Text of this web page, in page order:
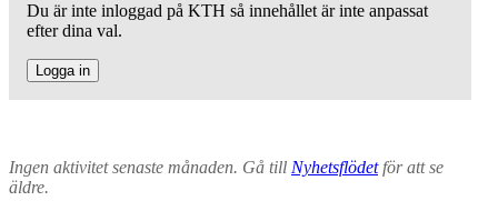
Du är inte inloggad på KTH så innehållet är inte anpassat
efter dina val.
Logga in
Ingen aktivitet senaste månaden. Gå till Nyhetsflödetför att se
äldre.